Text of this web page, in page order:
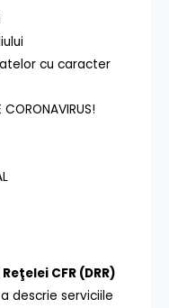
cu caracter
CORONAVIRUS!
CFR (DRR)
descrie serviciile